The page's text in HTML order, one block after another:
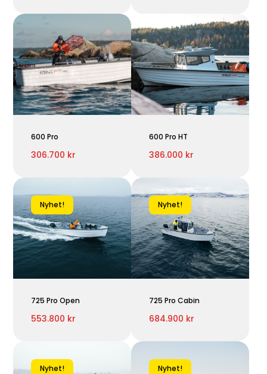
600 Pro
306.700 kr
600 Pro HT
386.000 kr
Nyhet!
725 Pro Open
553.800 kr
Nyhet!
725 Pro Cabin
684.900 kr
Nyhet! Nyhet!